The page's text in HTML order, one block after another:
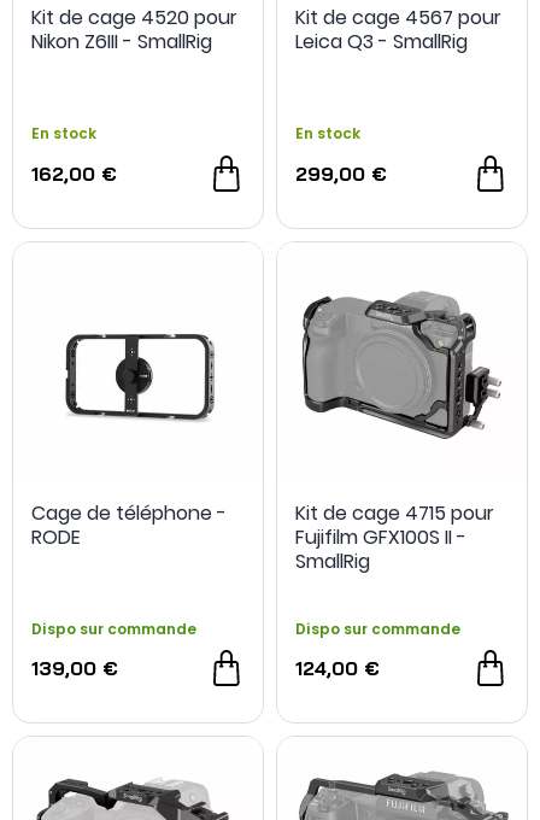
Kit de cage 4520 pour
Nikon Z6III - SmallRig
En stock
162,00 €
Kit de cage 4567 pour
Leica Q3 - SmallRig
En stock
299,00 €
Cage de téléphone -
RODE
Dispo sur commande
139,00 €
Kit de cage 4715 pour
Fujifilm GFX100S II -
SmallRig
Dispo sur commande
124,00 €